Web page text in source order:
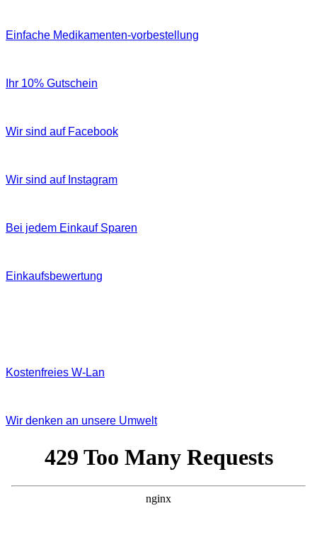
Einfache Medikamenten-vorbestellung
Ihr 10% Gutschein
Wir sind auf Facebook
Wir sind auf Instagram
Bei jedem Einkauf Sparen
Einkaufsbewertung
Kostenfreies W‐Lan
Wir denken an unsere Umwelt